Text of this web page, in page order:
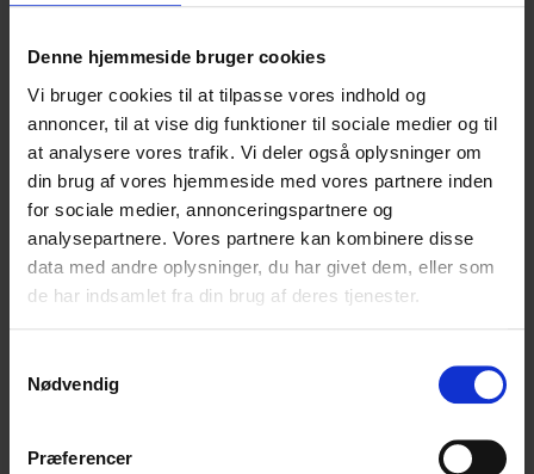
Denne hjemmeside bruger cookies
Vi bruger cookies til at tilpasse vores indhold og
annoncer, til at vise dig funktioner til sociale medier og til
at analysere vores trafik. Vi deler også oplysninger om
din brug af vores hjemmeside med vores partnere inden
for sociale medier, annonceringspartnere og
analysepartnere. Vores partnere kan kombinere disse
data med andre oplysninger, du har givet dem, eller som
de har indsamlet fra din brug af deres tjenester.
Nødvendig
Præferencer